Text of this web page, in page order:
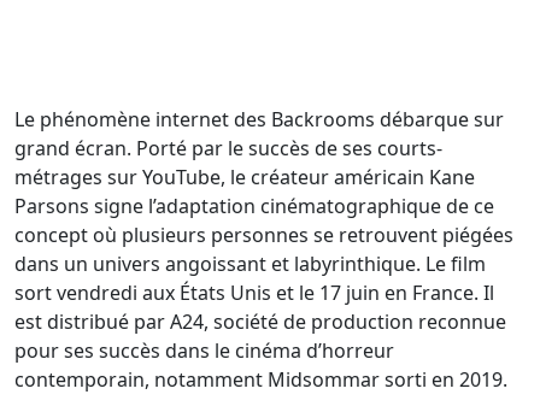
Le phénomène internet des Backrooms débarque sur
grand écran. Porté par le succès de ses courts-
métrages sur YouTube, le créateur américain Kane
Parsons signe l’adaptation cinématographique de ce
concept où plusieurs personnes se retrouvent piégées
dans un univers angoissant et labyrinthique. Le film
sort vendredi aux États Unis et le 17 juin en France. Il
est distribué par A24, société de production reconnue
pour ses succès dans le cinéma d’horreur
contemporain, notamment Midsommar sorti en 2019.